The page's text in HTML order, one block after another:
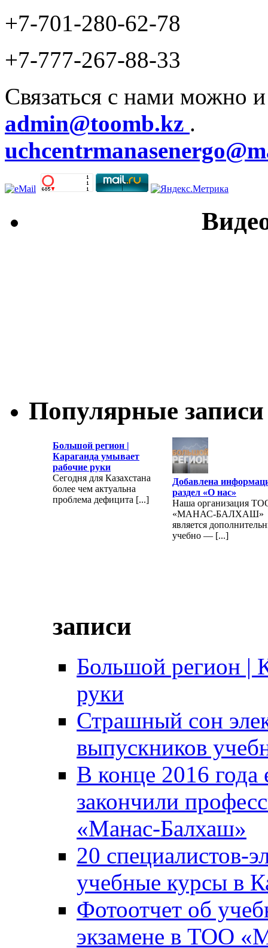
+7-701-280-62-78
+7-777-267-88-33
Связаться с нами можно
admin@toomb.kz .
Популярные записи
Большой регион |
Караганда умывает
рабочие руки
Сегодня для Казахстана
более чем актуальна
проблема дефицита [...]
Добавлена
раздел «О нас»
Наша организация
«МАНАС-БАЛХАШ»
является
учебно — [...]
записи
Большой регион |
руки
Страшный сон
выпускников
В конце 2016
закончили
«Манас-Балхаш»
20 специалистов-
учебные курсы в
Фотоотчет об
экзамене в ТОО